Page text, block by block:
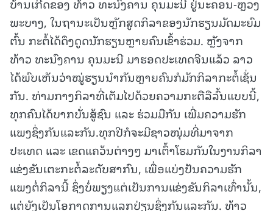
ພະບາງ, ໃນຖານະເປັນຫຼັກ​ສູດ​ກິ​ລາຂອງນັກ​ຮຽນມັດມະຍົມ
ຕົ້ນ ກະຕໍ້ໄດ້ດຶງດູດນັກຮຽນຫຼາຍຄົນເຂົ້າຮ່ວມ. ຫຼັງຈາກ
ທ້າວ ທະນົງຄານ ຄຸນມະນີ ມາຮອດປະເທດຈີນແລ້ວ ລາວ
ໄດ້ພົບເຫັນວ່າໝູ່ຮຽນນຳກັນຫຼາຍຄົນກໍມັກກິລາກະຕໍ້ເຊັ່ນ
ກັນ. ທ່າມກາງກິລາທີ່ເຕັມໄປດ້ວຍຄວາມກະຕືລືລົ້ນແບບນີ້,
ທຸກຄົນ​ໄດ້​ບາກ​ບັ່ນສູ້ຊົນ ແລະ ຮ່ວມມືກັນ ​ເພີ່ມ​ຄວາມ​ຮັກ​
ແພງ​ຊຶ່ງ​ກັນ​ແລະ​ກັນ.ທຸກປີກໍຈະມີຊາວໜຸ່ມທີ່ມາຈາກ
ປະເທດ ແລະ ເຂດແຄວ້ນຕ່າງໆ ມາເຕົ້າໂຮມກັນໃນງານກິລາ
ແຂ່ງຂັນເຕະກະຕໍ້​ລະ​ດັບ​ສາ​ກົນ, ເພື່ອແບ່ງປັນຄວາມ​ຮັກ​
ແພງຕໍ່ກິລາ​ນີ້ ຊຶ່ງບໍ່ພຽງແຕ່ເປັນການແຂ່ງຂັນກິ​ລາ​ເທົ່າ​ນັ້ນ,
​ແຕ່ຍັງເປັນໂອກາດການແລກປ່ຽນ​ຊຶ່ງ​ກັນ​ແລະ​ກັນ. ທ້າວ